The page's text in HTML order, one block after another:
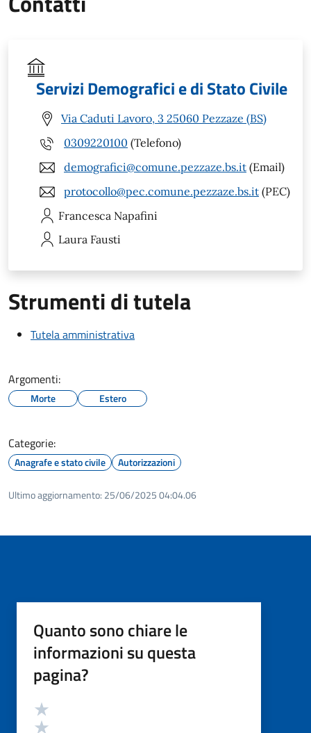
Servizi Demografici e di Stato Civile
Via Caduti Lavoro, 3 25060 Pezzaze (BS)
0309220100 (Telefono)
demografici@comune.pezzaze.bs.it (Email)
protocollo@pec.comune.pezzaze.bs.it (PEC)
Francesca Napafini
Laura Fausti
Strumenti di tutela
Tutela amministrativa
Argomenti:
Morte Estero
Categorie:
Anagrafe e stato civile Autorizzazioni
Ultimo aggiornamento: 25/06/2025 04:04.06
Quanto sono chiare le
informazioni su questa
pagina?
Valutazione